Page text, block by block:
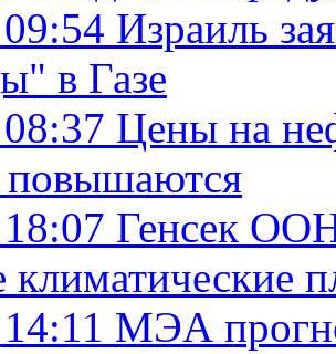
Израиль
в Газе
Цены на
повышаются
Генсек ООН
климатические
МЭА